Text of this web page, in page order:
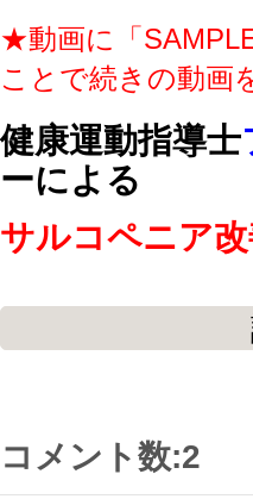
★動画に「
ことで続きの動画
健康運動指導士
ーによる
サルコペニア
最近よく転ぶ、つ
オススメの健康体
足指、足首、膝下
コメント数:2